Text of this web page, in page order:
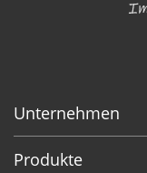
Unternehmen
Produkte